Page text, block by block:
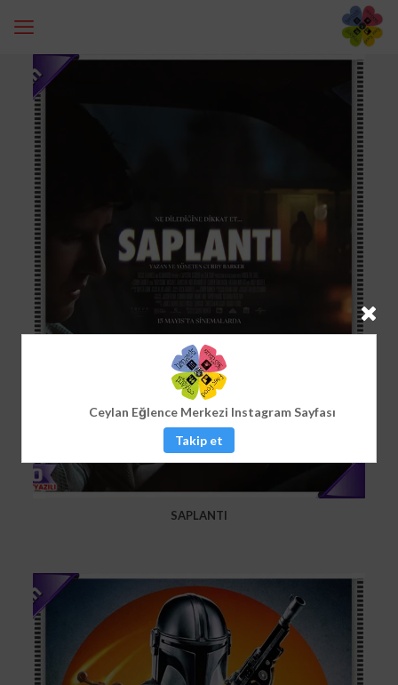
SAPLANTI
Ceylan Eğlence Merkezi Instagram Sayfası
Takip et